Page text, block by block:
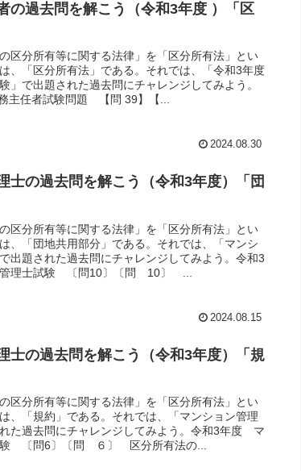
の過去問を解こう（令和3年度 ）「区
区分所有等に関する法律」を「区分所有法」とい
、「区分所有法」である。それでは、「令和3年度
」で出題された過去問にチャレンジしてみよう。
主任者試験問題 【問 39】【...
2024.08.30
士の過去問を解こう（令和3年度）「団
区分所有等に関する法律」を「区分所有法」とい
、「団地共用部分」である。それでは、「マンシ
出題された過去問にチャレンジしてみよう。令和3
理士試験 〔問10〕〔問 10〕 ...
2024.08.15
士の過去問を解こう（令和3年度）「規
区分所有等に関する法律」を「区分所有法」とい
、「規約」である。それでは、「マンション管理
た過去問にチャレンジしてみよう。令和3年度 マ
験 〔問6〕〔問 ６〕 区分所有法の...